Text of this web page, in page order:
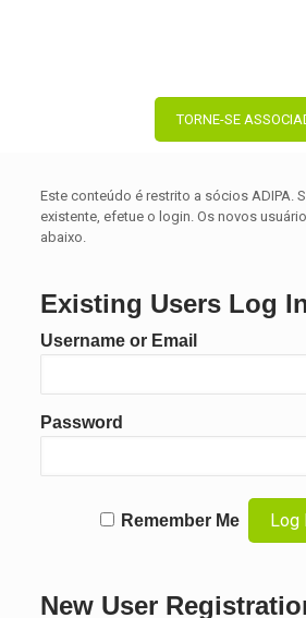
TORNE-SE
Este conteúdo é restrito a sócios ADIPA.
existente, efetue o login. Os novos
abaixo.
Existing Users Log
Username or Email
Password
Remember Me
New User